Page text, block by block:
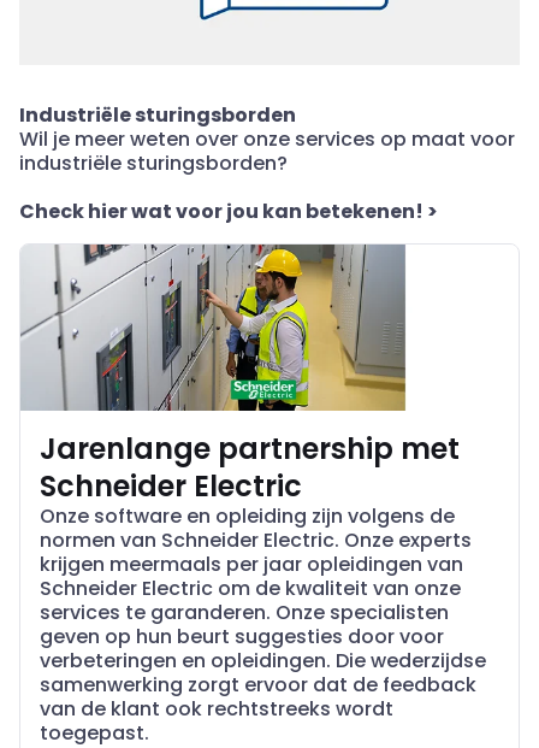
Industriële sturingsborden
Wil je meer weten over onze services op maat voor
industriële sturingsborden?
Check hier watvoor jou kan betekenen! >
Jarenlange partnership met
Schneider Electric
Onze software en opleiding zijn volgens de
normen van Schneider Electric. Onze experts
krijgen meermaals per jaar opleidingen van
Schneider Electric om de kwaliteit van onze
services te garanderen. Onze specialisten
geven op hun beurt suggesties door voor
verbeteringen en opleidingen. Die wederzijdse
samenwerking zorgt ervoor dat de feedback
van de klant ook rechtstreeks wordt
toegepast.